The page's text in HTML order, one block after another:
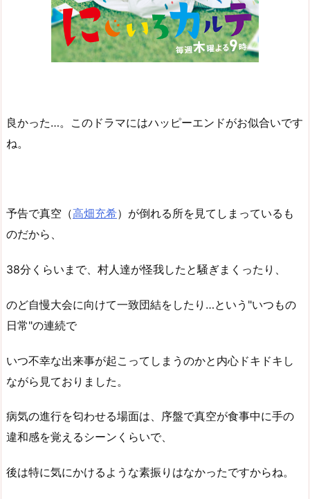
良かった…。このドラマにはハッピーエンドがお似合いです
ね。
予告で真空（高畑充希）が倒れる所を見てしまっているも
のだから、
38分くらいまで、村人達が怪我したと騒ぎまくったり、
のど自慢大会に向けて一致団結をしたり…という"いつもの
日常"の連続で
いつ不幸な出来事が起こってしまうのかと内心ドキドキし
ながら見ておりました。
病気の進行を匂わせる場面は、序盤で真空が食事中に手の
違和感を覚えるシーンくらいで、
後は特に気にかけるような素振りはなかったですからね。